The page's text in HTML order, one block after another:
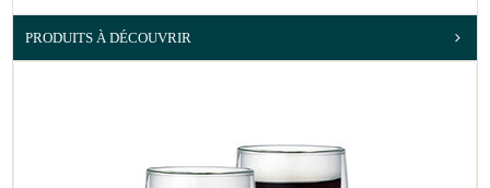
PRODUITS À DÉCOUVRIR